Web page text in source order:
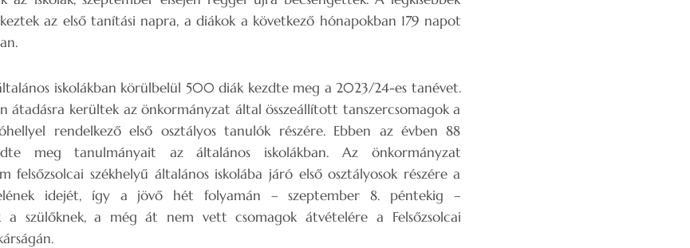
az első tanítási napra, a diákok a következő hónapokban 179 napot
iskolákban körülbelül 500 diák kezdte meg a 2023/24-es tanévet.
átadásra kerültek az önkormányzat által összeállított tanszercsomagok a
rendelkező első osztályos tanulók részére. Ebben az évben 88
meg tanulmányait az általános iskolákban. Az önkormányzat
felsőzsolcai székhelyű általános iskolába járó első osztályosok részére a
idejét, így a jövő hét folyamán – szeptember 8. péntekig –
a szülőknek, a még át nem vett csomagok átvételére a Felsőzsolcai